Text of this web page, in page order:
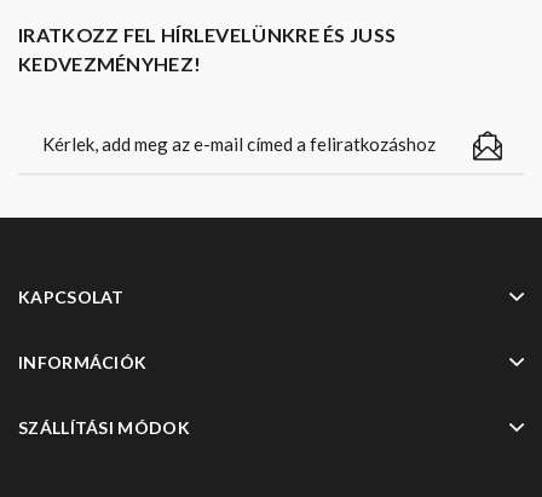
IRATKOZZ FEL HÍRLEVELÜNKRE ÉS JUSS
KEDVEZMÉNYHEZ!
KAPCSOLAT
INFORMÁCIÓK
SZÁLLÍTÁSI MÓDOK